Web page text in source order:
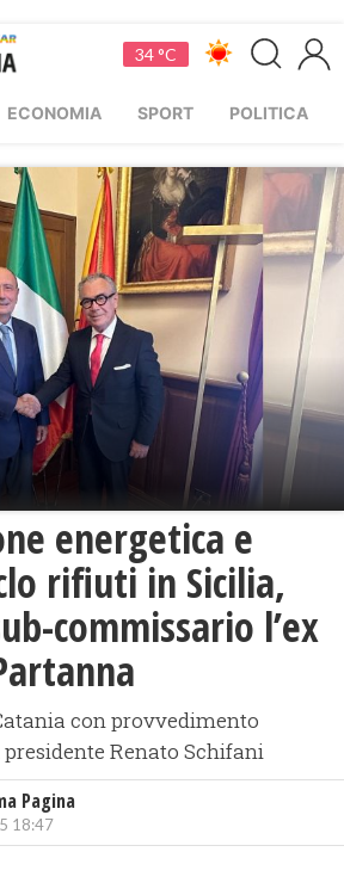
34 °C
ECONOMIA SPORT POLITICA
energetica e
rifiuti in Sicilia,
commissario l’ex
con provvedimento
Renato Schifani
Pagina
18:47